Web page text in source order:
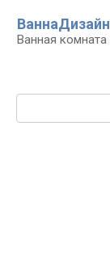
контенту
ВаннаДизайн
Ванная комната
Поиск: